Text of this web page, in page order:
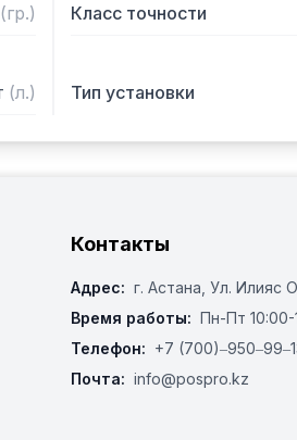
(гр.) Класс точности
(л.) Тип установки
Контакты
Адрес: г. Астана, ​Ул. Илияс
Время работы: Пн-Пт 10:00-
Телефон: +7
Почта: info@pospro.kz